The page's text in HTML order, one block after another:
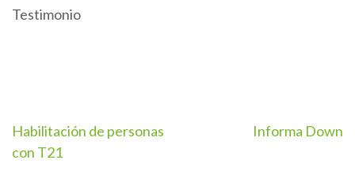
Testimonio
Navegación
Habilitación de personas
con T21
Informa Down